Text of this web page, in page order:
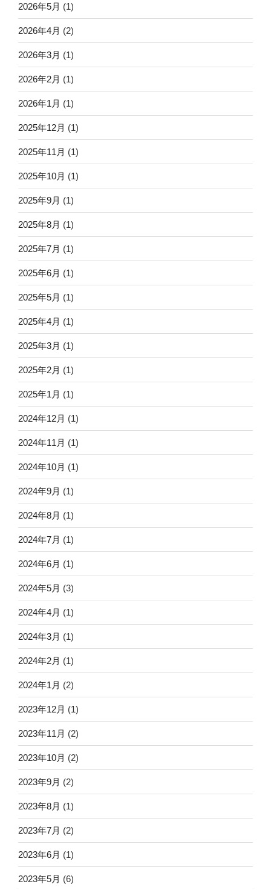
2026年5月 (1)
2026年4月 (2)
2026年3月 (1)
2026年2月 (1)
2026年1月 (1)
2025年12月 (1)
2025年11月 (1)
2025年10月 (1)
2025年9月 (1)
2025年8月 (1)
2025年7月 (1)
2025年6月 (1)
2025年5月 (1)
2025年4月 (1)
2025年3月 (1)
2025年2月 (1)
2025年1月 (1)
2024年12月 (1)
2024年11月 (1)
2024年10月 (1)
2024年9月 (1)
2024年8月 (1)
2024年7月 (1)
2024年6月 (1)
2024年5月 (3)
2024年4月 (1)
2024年3月 (1)
2024年2月 (1)
2024年1月 (2)
2023年12月 (1)
2023年11月 (2)
2023年10月 (2)
2023年9月 (2)
2023年8月 (1)
2023年7月 (2)
2023年6月 (1)
2023年5月 (6)